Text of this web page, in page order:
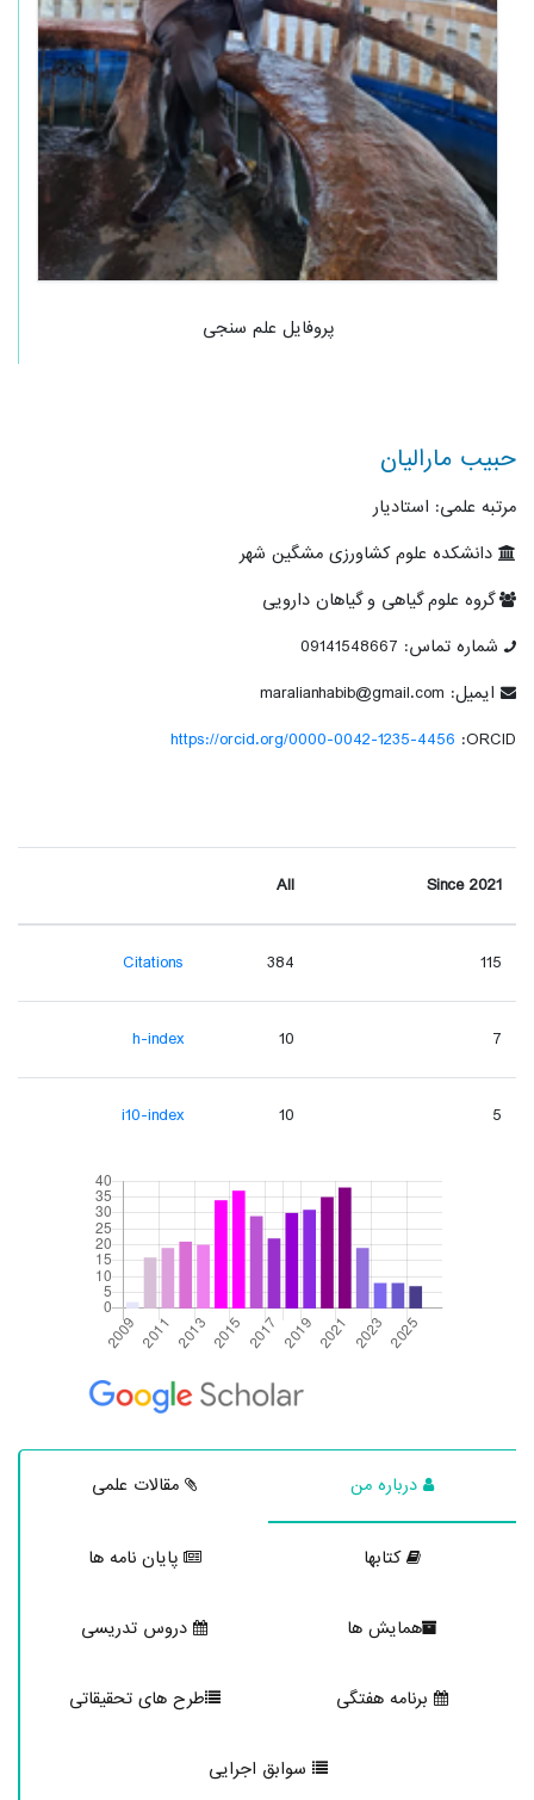
پروفایل علم سنجی
حبیب مارالیان
مرتبه علمی: استادیار
دانشکده علوم کشاورزی مشگین شهر
گروه علوم گیاهی و گیاهان دارویی
شماره تماس: 09141548667
ایمیل: maralianhabib@gmail.com
ORCID:
https://orcid.org/0000-0042-1235-4456
All Since 2021
Citations 384 115
h-index 10 7
i10-index 10 5
درباره من مقالات علمی
کتابها پایان نامه ها
همایش ها دروس تدریسی
برنامه هفتگی طرح های تحقیقاتی
سوابق اجرایی